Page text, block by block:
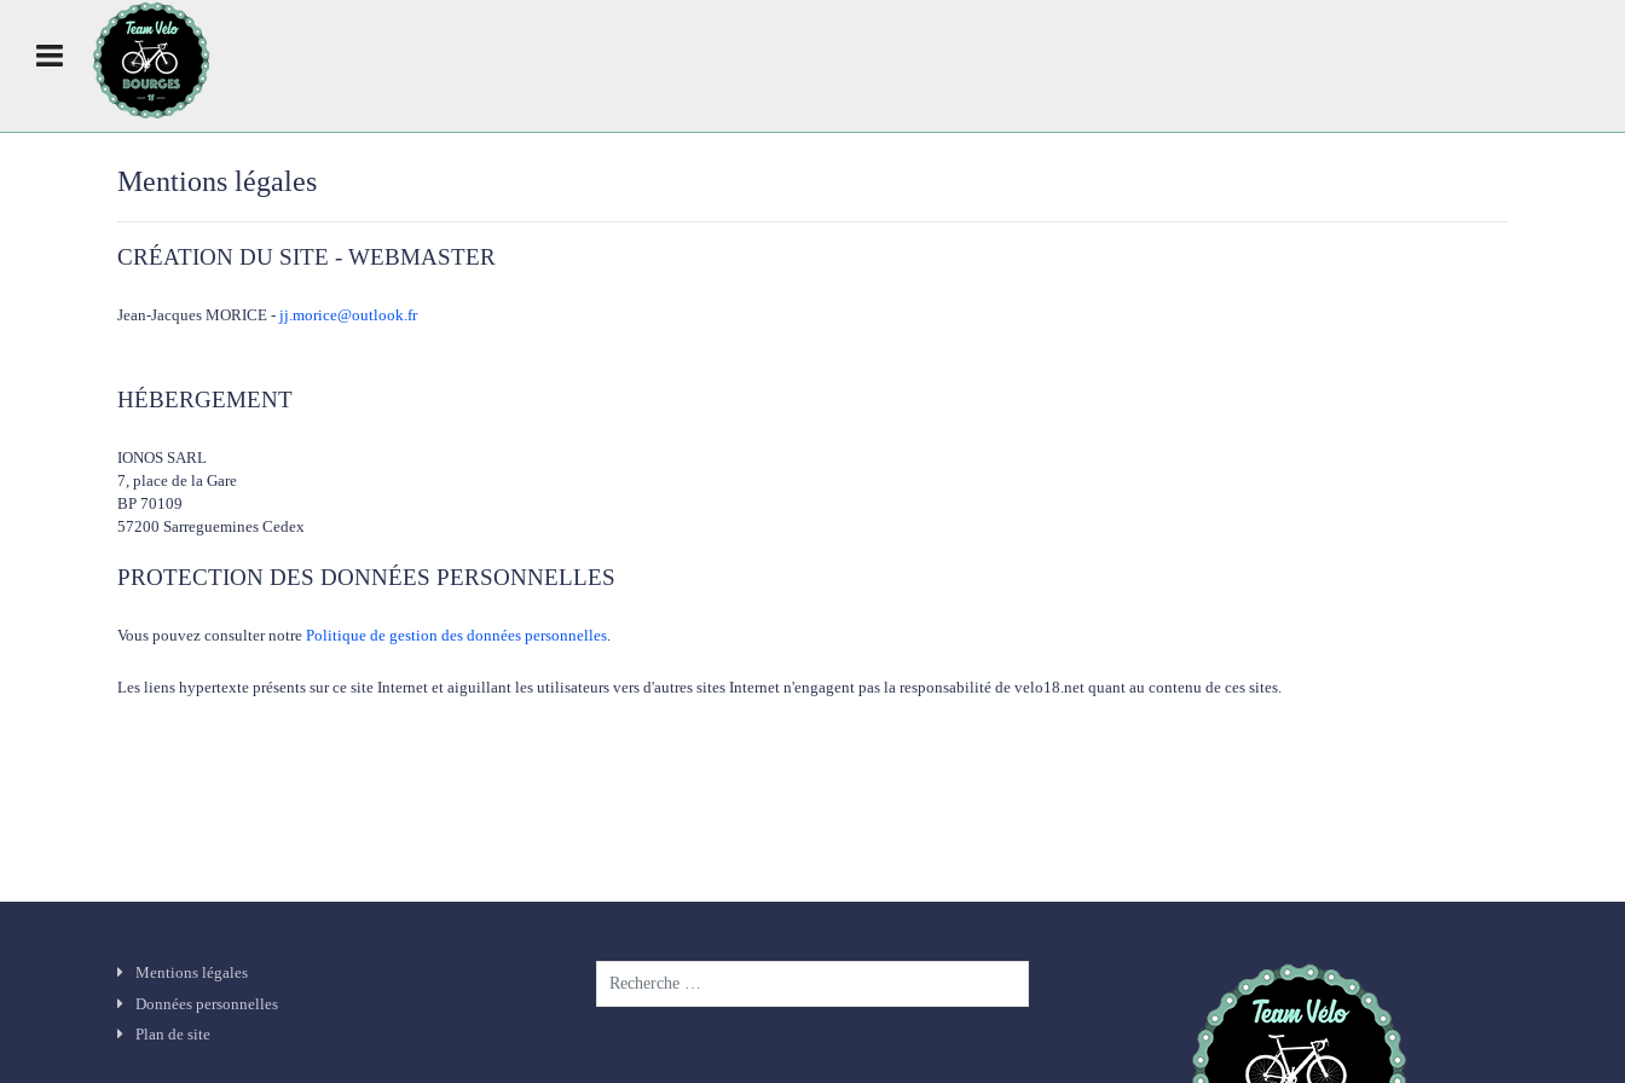
Mentions légales
CRÉATION DU SITE - WEBMASTER
Jean-Jacques MORICE - jj.morice@outlook.fr
HÉBERGEMENT
IONOS SARL
7, place de la Gare
BP 70109
57200 Sarreguemines Cedex
PROTECTION DES DONNÉES PERSONNELLES
Vous pouvez consulter notre Politique de gestion des données personnelles.
Les liens hypertexte présents sur ce site Internet et aiguillant les utilisateurs vers d'autres sites Internet n'engagent pas la responsabilité de velo18.net quant au contenu de ces sites.
Mentions légales
Données personnelles
Plan de site